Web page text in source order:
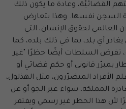
القضائيّة، وعادةً ما يكون ذلك
السجن نفسها. وهذا يتعارض
13 من الإعلان العالمي لحقوق الإنسان، التي
أي بلد، بما في ذلك بلده، كما
تفرض السلطات أيضًا حظرًا "غير
بمبرّر قانوني أو حكم قضائي أو
الأفراد المتضرّرون، مثل الهذلول،
المملكة، سواء عبر الجو أو عن
لأن هذا الحظر غير رسمي ويفتقر